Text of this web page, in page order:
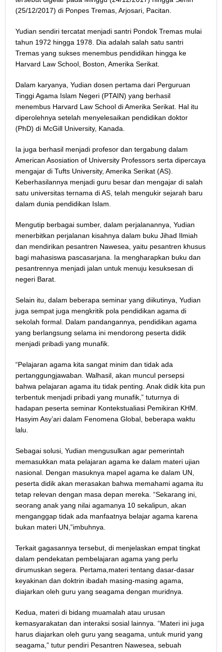
(25/12/2017) di Ponpes Tremas, Arjosari, Pacitan.
Yudian sendiri tercatat menjadi santri Pondok Tremas mulai
tahun 1972 hingga 1978. Dia adalah salah satu santri
Tremas yang sukses menembus pendidikan hingga ke
Harvard Law School, Boston, Amerika Serikat.
Dalam karyanya, Yudian dosen pertama dari Perguruan
Tinggi Agama Islam Negeri (PTAIN) yang berhasil
menembus Harvard Law School di Amerika Serikat. Hal itu
diperolehnya setelah menyelesaikan pendidikan doktor
(PhD) di McGill University, Kanada.
Ia juga berhasil menjadi profesor dan tergabung dalam
American Asosiation of University Professors serta dipercaya
mengajar di Tufts University, Amerika Serikat (AS).
Keberhasilannya menjadi guru besar dan mengajar di salah
satu universitas ternama di AS, telah mengukir sejarah baru
dalam dunia pendidikan Islam.
Mengutip berbagai sumber, dalam perjalanannya, Yudian
menerbitkan perjalanan kisahnya dalam buku Jihad Ilmiah
dan mendirikan pesantren Nawesea, yaitu pesantren khusus
bagi mahasiswa pascasarjana. Ia mengharapkan buku dan
pesantrennya menjadi jalan untuk menuju kesuksesan di
negeri Barat.
Selain itu, dalam beberapa seminar yang diikutinya, Yudian
juga sempat juga mengkritik pola pendidikan agama di
sekolah formal. Dalam pandangannya, pendidikan agama
yang berlangsung selama ini mendorong peserta didik
menjadi pribadi yang munafik.
“Pelajaran agama kita sangat minim dan tidak ada
pertanggungjawaban. Walhasil, akan muncul persepsi
bahwa pelajaran agama itu tidak penting. Anak didik kita pun
terbentuk menjadi pribadi yang munafik,” tuturnya di
hadapan peserta seminar Kontekstualiasi Pemikiran KHM.
Hasyim Asy’ari dalam Fenomena Global, beberapa waktu
lalu.
Sebagai solusi, Yudian mengusulkan agar pemerintah
memasukkan mata pelajaran agama ke dalam materi ujian
nasional. Dengan masuknya mapel agama ke dalam UN,
peserta didik akan merasakan bahwa memahami agama itu
tetap relevan dengan masa depan mereka. “Sekarang ini,
seorang anak yang nilai agamanya 10 sekalipun, akan
menganggap tidak ada manfaatnya belajar agama karena
bukan materi UN,”imbuhnya.
Terkait gagasannya tersebut, di menjelaskan empat tingkat
dalam pendekatan pembelajaran agama yang perlu
dirumuskan segera. Pertama,materi tentang dasar-dasar
keyakinan dan doktrin ibadah masing-masing agama,
diajarkan oleh guru yang seagama dengan muridnya.
Kedua, materi di bidang muamalah atau urusan
kemasyarakatan dan interaksi sosial lainnya. “Materi ini juga
harus diajarkan oleh guru yang seagama, untuk murid yang
seagama,” tutur pendiri Pesantren Nawesea, sebuah